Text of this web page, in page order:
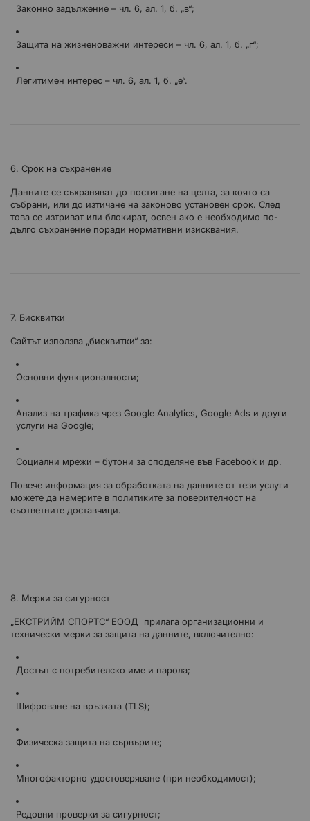
Законно задължение – чл. 6, ал. 1, б. „в“;
Защита на жизненоважни интереси – чл. 6, ал. 1, б. „г“;
Легитимен интерес – чл. 6, ал. 1, б. „е“.
6. Срок на съхранение
Данните се съхраняват до постигане на целта, за която са
събрани, или до изтичане на законово установен срок. След
това се изтриват или блокират, освен ако е необходимо по-
дълго съхранение поради нормативни изисквания.
7. Бисквитки
Сайтът използва „бисквитки“ за:
Основни функционалности;
Анализ на трафика чрез Google Analytics, Google Ads и други
услуги на Google;
Социални мрежи – бутони за споделяне във Facebook и др.
Повече информация за обработката на данните от тези услуги
можете да намерите в политиките за поверителност на
съответните доставчици.
8. Мерки за сигурност
„ЕКСТРИЙМ СПОРТС“ ЕООД прилага организационни и
технически мерки за защита на данните, включително:
Достъп с потребителско име и парола;
Шифроване на връзката (TLS);
Физическа защита на сървърите;
Многофакторно удостоверяване (при необходимост);
Редовни проверки за сигурност;